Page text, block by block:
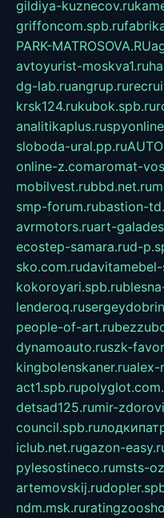
gildiya-kuznecov.ru
griffoncom.spb.ru
PARK-MATROSOVA.RU
avtoyurist-moskva1.ru
dg-lab.ruangrup.ru
krsk124.rukubok.spb.ru
analitikaplus.ru
sloboda-ural.pp.ru
online-z.comaromat-
mobilvest.rubbd.net.ru
smp-forum.rubastion-
avrmotors.ruart-
ecostep-samara.rud-
sko.com.ru
kokoroyari.spb.ru
lenderoq.ru
people-of-art.ru
dynamoauto.ruszk-
kingbolenskaner.rualex-
act1.spb.ru
detsad125.rumir-
council.spb.ru
iclub.net.rugazon-
pylesostineco.rumsts-
artemovskij.ru
ndm.msk.ru